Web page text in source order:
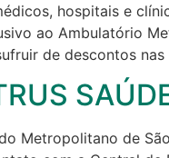
hospitais e
ao Ambulatório
de descontos nas
Metropolitano de